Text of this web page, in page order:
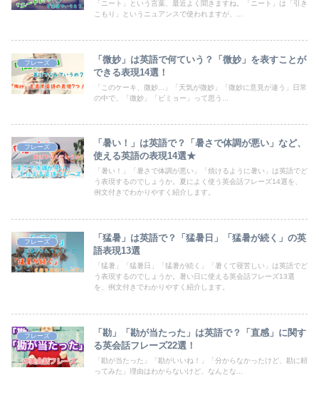
「ニート」という言葉、最近よく聞きますね。「ニート」は「引き
こもり」というニュアンスで使われますが、...
フレーズ
「微妙」は英語で何ていう？「微妙」を表すことが
できる表現14選！
「このケーキ、微妙...」「天気が微妙」「微妙に意見が違う」日常
の中で、「微妙」「ビミョー」って思う...
フレーズ
「暑い！」は英語で？「暑さで体調が悪い」など、
使える英語の表現14選★
「暑い！」「暑さで体調が悪い」「焼けるように暑い」は英語でど
う表現するのでしょうか。夏によく使う英会話フレーズ14選を、
例文付きでわかりやすく紹介します。
フレーズ
「猛暑」は英語で？「猛暑日」「猛暑が続く」の英
語表現13選
「猛暑」「猛暑日」「猛暑が続く」「暑くて寝苦しい」は英語でど
う表現するのでしょうか。暑い日に使える英会話フレーズ13選
を、例文付きでわかりやすく紹介します。
フレーズ
「勘」「勘が当たった」は英語で？「直感」に関す
る英会話フレーズ22選！
「勘が当たった」「勘がいいね！」「分からなかったけど、勘に頼
ってみた」理由はわからないけど、なんとな...